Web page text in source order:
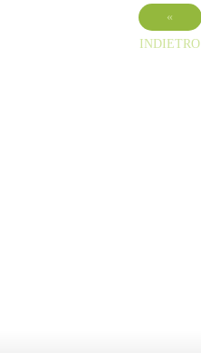
«
INDIETRO